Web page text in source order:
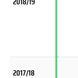
2017/18